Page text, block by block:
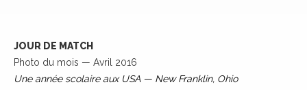
JOUR DE MATCH
Photo du mois — Avril 2016
Une année scolaire aux USA — New Franklin, Ohio